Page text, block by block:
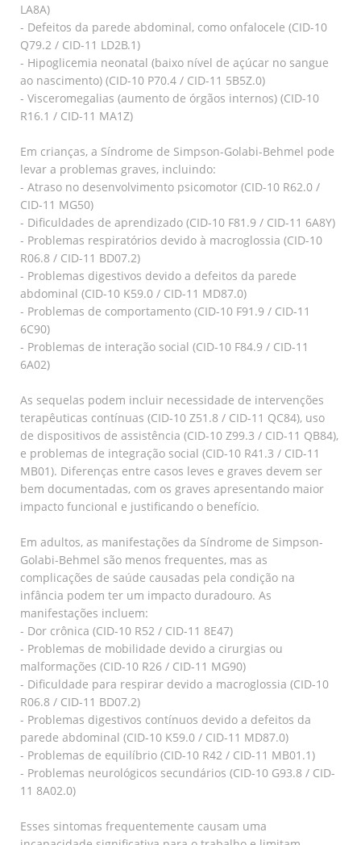
LA8A)
- Defeitos da parede abdominal, como onfalocele (CID-10
Q79.2 / CID-11 LD2B.1)
- Hipoglicemia neonatal (baixo nível de açúcar no sangue
ao nascimento) (CID-10 P70.4 / CID-11 5B5Z.0)
- Visceromegalias (aumento de órgãos internos) (CID-10
R16.1 / CID-11 MA1Z)
Em crianças, a Síndrome de Simpson-Golabi-Behmel pode
levar a problemas graves, incluindo:
- Atraso no desenvolvimento psicomotor (CID-10 R62.0 /
CID-11 MG50)
- Dificuldades de aprendizado (CID-10 F81.9 / CID-11 6A8Y)
- Problemas respiratórios devido à macroglossia (CID-10
R06.8 / CID-11 BD07.2)
- Problemas digestivos devido a defeitos da parede
abdominal (CID-10 K59.0 / CID-11 MD87.0)
- Problemas de comportamento (CID-10 F91.9 / CID-11
6C90)
- Problemas de interação social (CID-10 F84.9 / CID-11
6A02)
As sequelas podem incluir necessidade de intervenções
terapêuticas contínuas (CID-10 Z51.8 / CID-11 QC84), uso
de dispositivos de assistência (CID-10 Z99.3 / CID-11 QB84),
e problemas de integração social (CID-10 R41.3 / CID-11
MB01). Diferenças entre casos leves e graves devem ser
bem documentadas, com os graves apresentando maior
impacto funcional e justificando o benefício.
Em adultos, as manifestações da Síndrome de Simpson-
Golabi-Behmel são menos frequentes, mas as
complicações de saúde causadas pela condição na
infância podem ter um impacto duradouro. As
manifestações incluem:
- Dor crônica (CID-10 R52 / CID-11 8E47)
- Problemas de mobilidade devido a cirurgias ou
malformações (CID-10 R26 / CID-11 MG90)
- Dificuldade para respirar devido a macroglossia (CID-10
R06.8 / CID-11 BD07.2)
- Problemas digestivos contínuos devido a defeitos da
parede abdominal (CID-10 K59.0 / CID-11 MD87.0)
- Problemas de equilíbrio (CID-10 R42 / CID-11 MB01.1)
- Problemas neurológicos secundários (CID-10 G93.8 / CID-
11 8A02.0)
Esses sintomas frequentemente causam uma